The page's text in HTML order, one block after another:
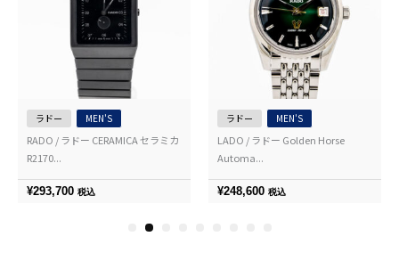
ラドー MEN'S
RADO / ラドー CERAMICA セラミカ
R2170...
¥293,700 税込
ラドー MEN'S
LADO / ラドー Golden Horse
Automa...
¥248,600 税込
5